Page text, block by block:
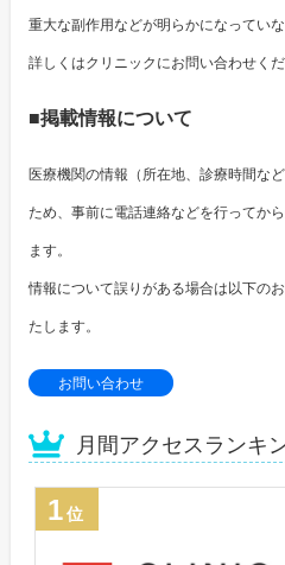
重大な副作用などが明らかになってい
詳しくはクリニックにお問い合わせくだ
■掲載情報について
医療機関の情報（所在地、診療時間な
ため、事前に電話連絡などを行ってか
ます。
情報について誤りがある場合は以下の
たします。
お問い合わせ
月間アクセスランキ
1位